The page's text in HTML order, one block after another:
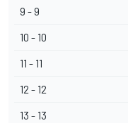
9 - 9
10 - 10
11 - 11
12 - 12
13 - 13